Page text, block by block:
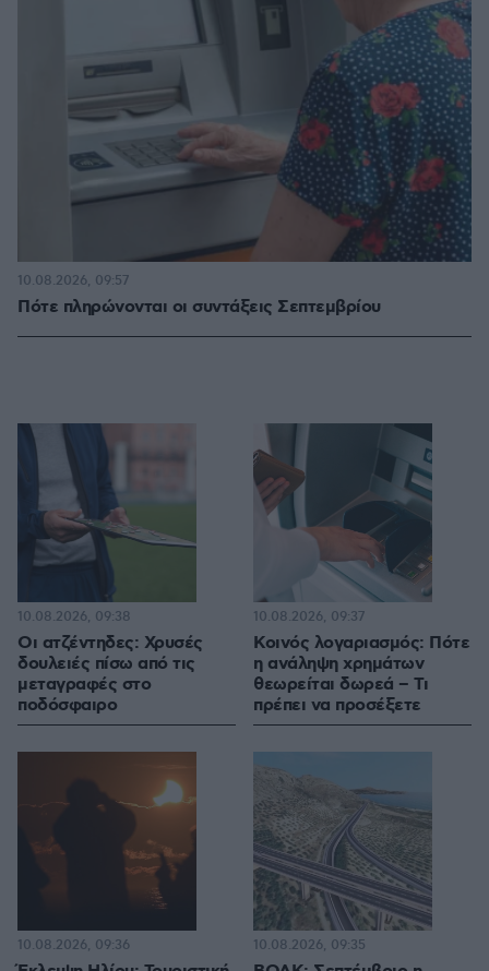
Πότε πληρώνονται οι συντάξεις Σεπτεμβρίου
10.08.2026, 09:57
Οι ατζέντηδες: Χρυσές
δουλειές πίσω από τις
μεταγραφές στο
ποδόσφαιρο
10.08.2026, 09:38
Κοινός λογαριασμός: Πότε
η ανάληψη χρημάτων
θεωρείται δωρεά – Τι
πρέπει να προσέξετε
10.08.2026, 09:37
10.08.2026, 09:36 10.08.2026, 09:35